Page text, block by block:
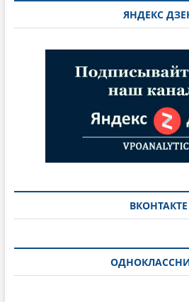
ЯНДЕКС
ВКОНТАКТЕ